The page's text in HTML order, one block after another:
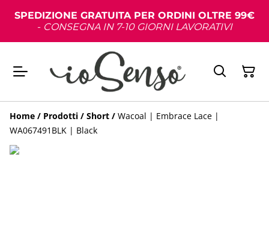
SPEDIZIONE GRATUITA PER ORDINI OLTRE 99€
- CONSEGNA IN 7-10 GIORNI LAVORATIVI
Home / Prodotti / Short / Wacoal | Embrace Lace |
WA067491BLK | Black